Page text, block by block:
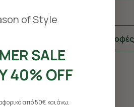
Αποστολές & Επιστροφές
of Style
SALE
40% OFF
από 50€ και άνω.